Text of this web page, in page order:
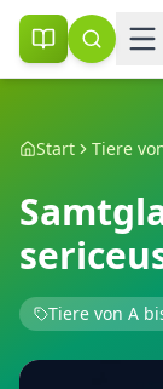
Start Tiere
Tiere von A